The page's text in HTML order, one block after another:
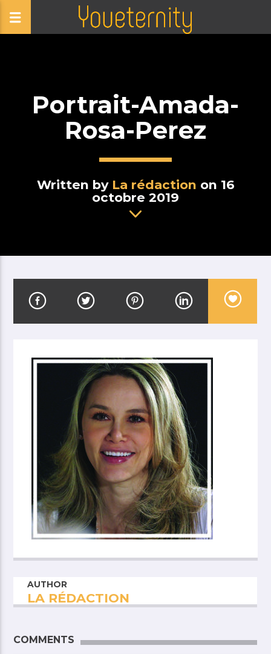
Portrait-Amada-
Rosa-Perez
Written by La rédaction on 16
octobre 2019
AUTHOR
LA RÉDACTION
COMMENTS